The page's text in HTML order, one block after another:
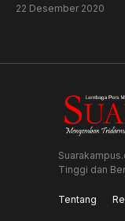
22 Desember 2020
Tinggi dan
Tentang